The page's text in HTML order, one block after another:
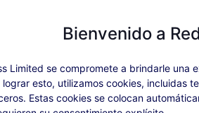
Dopo aver attivato il pacchetto,
Bienvenido a
Limited se compromete a brindarle una
lograr esto, utilizamos cookies, incluidas
Estas cookies se colocan